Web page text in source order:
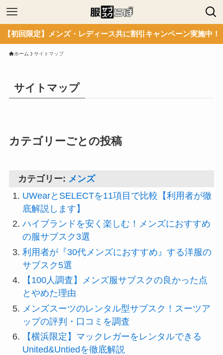
【初回限定】メンズ・レディース共に割引キャンペーン実施中！
ホーム サイトマップ
サイトマップ
カテゴリーごとの投稿
カテゴリー: メンズ
UWearとSELECTを11項目で比較【利用者が徹
底解説します】
ハイブランドを安く楽しむ！メンズにおすすめ
の服サブスク3選
利用者が『30代メンズにおすすめ』する洋服の
サブスク5選
【100人調査】メンズ服サブスクの良かった点
とやめた理由
メンズスーツのレンタル型サブスク！スーツア
ップの評判・口コミを調査
【横浜限定】マックレガーをレンタルできる
United&Untiedを徹底解説